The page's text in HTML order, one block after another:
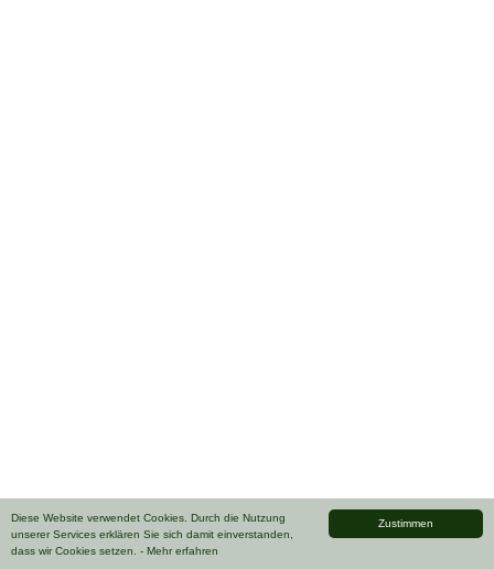
Zustimmen
Diese Website verwendet Cookies. Durch die Nutzung
unserer Services erklären Sie sich damit einverstanden,
dass wir Cookies setzen. - Mehr erfahren